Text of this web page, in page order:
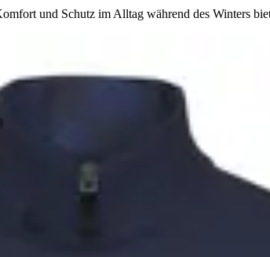
und Schutz im Alltag während des Winters